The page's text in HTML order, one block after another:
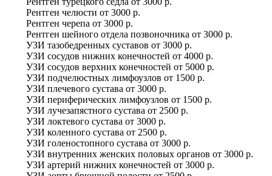
Рентген челюсти от 3000 р.
Рентген черепа от 3000 р.
Рентген шейного отдела позвоночника от 3000 р.
УЗИ тазобедренных суставов от 3000 р.
УЗИ сосудов нижних конечностей от 4000 р.
УЗИ сосудов верхних конечностей от 5000 р.
УЗИ подчелюстных лимфоузлов от 1500 р.
УЗИ плечевого сустава от 3000 р.
УЗИ периферических лимфоузлов от 1500 р.
УЗИ лучезапястного сустава от 2500 р.
УЗИ локтевого сустава от 3000 р.
УЗИ коленного сустава от 2500 р.
УЗИ голеностопного сустава от 3000 р.
УЗИ внутренних женских половых органов от 3000 р.
УЗИ артерий нижних конечностей от 3000 р.